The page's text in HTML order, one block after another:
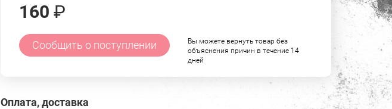
160 ₽
Сообщить о поступлении
Вы можете вернуть товар без
объяснения причин в течение 14
дней
Оплата, доставка